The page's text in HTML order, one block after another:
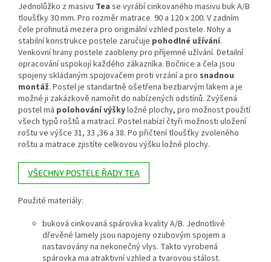
Jednolůžko z masivu Tea se vyrábí cinkovaného masivu buk A/B
tloušťky 30 mm. Pro rozměr matrace 90 a 120 x 200. V zadním
čele prohnutá mezera pro originální vzhled postele. Nohy a
stabilní konstrukce postele zaručuje pohodlné užívání.
Venkovní hrany postele zaobleny pro příjemné užívání. Detailní
opracování uspokojí každého zákazníka. Bočnice a čela jsou
spojeny skládaným spojovačem proti vrzání a pro snadnou
montáž. Postel je standartně ošetřena bezbarvým lakem a je
možné ji zakázkově namořit do nabízených odstínů. Zvýšená
postel má polohování výškyložné plochy, pro možnost použití
všech typů roštů a matrací. Postel nabízí čtyři možnosti uložení
roštu ve výšce 31, 33 ,36 a 38. Po přičtení tloušťky zvoleného
roštu a matrace zjistíte celkovou výšku ložné plochy.
VŠECHNY POSTELE ŘADY TEA
Použité materiály:
buková cinkovaná spárovka kvality A/B. Jednotlivé
dřevěné lamely jsou napojeny ozubovým spojem a
nastavovány na nekonečný vlys. Takto vyrobená
spárovka ma atraktivní vzhled a tvarovou stálost.